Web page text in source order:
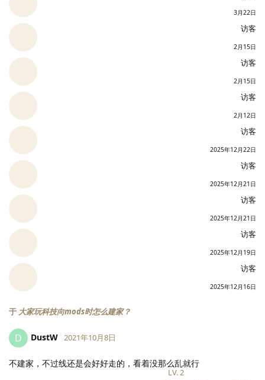
3月22日
访客
2月15日
访客
2月15日
访客
2月12日
访客
2025年12月22日
访客
2025年12月21日
访客
2025年12月21日
访客
2025年12月19日
访客
2025年12月16日
于 大家玩科技向mods时怎么建家？
D DustW
LV.2
2021年10月8日
不建家，不过线还是会好好走的，看着没那么乱就行